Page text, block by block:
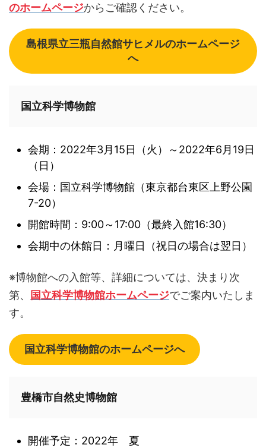
のホームページからご確認ください。
島根県立三瓶自然館サヒメルのホームページ
へ
国立科学博物館
会期：2022年3月15日（火）～2022年6月19日
（日）
会場：国立科学博物館（東京都台東区上野公園
7-20）
開館時間：9:00～17:00（最終入館16:30）
会期中の休館日：月曜日（祝日の場合は翌日）
※博物館への入館等、詳細については、決まり次
第、
国立科学博物館ホームページでご案内いたしま
す。
国立科学博物館のホームページへ
豊橋市自然史博物館
開催予定：2022年 夏